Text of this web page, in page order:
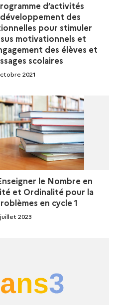
d’activités
des
pour stimuler
motivationnels et
des élèves et
scolaires
2021
le Nombre en
et Ordinalité pour la
en cycle 1
2023